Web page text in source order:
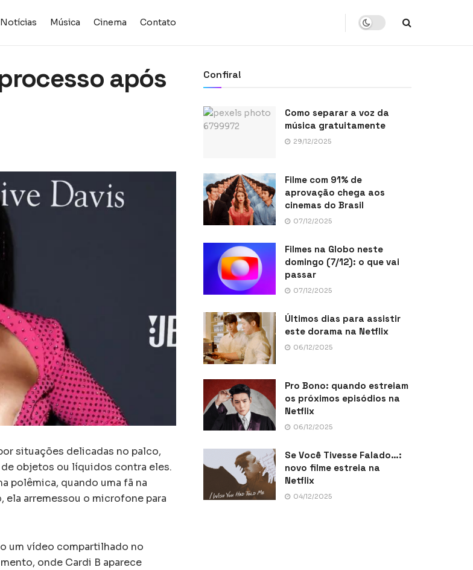
Notícias Música Cinema Contato
após
situações delicadas no palco,
objetos ou líquidos contra eles.
polêmica, quando uma fã na
ela arremessou o microfone para
um vídeo compartilhado no
onde Cardi B aparece
Confira!
Como separar a voz da
música gratuitamente
29/12/2025
Filme com 91% de
aprovação chega aos
cinemas do Brasil
07/12/2025
Filmes na Globo neste
domingo (7/12): o que vai
passar
07/12/2025
Últimos dias para assistir
este dorama na Netflix
06/12/2025
Pro Bono: quando estreiam
os próximos episódios na
Netflix
06/12/2025
Se Você Tivesse Falado…:
novo filme estreia na
Netflix
04/12/2025